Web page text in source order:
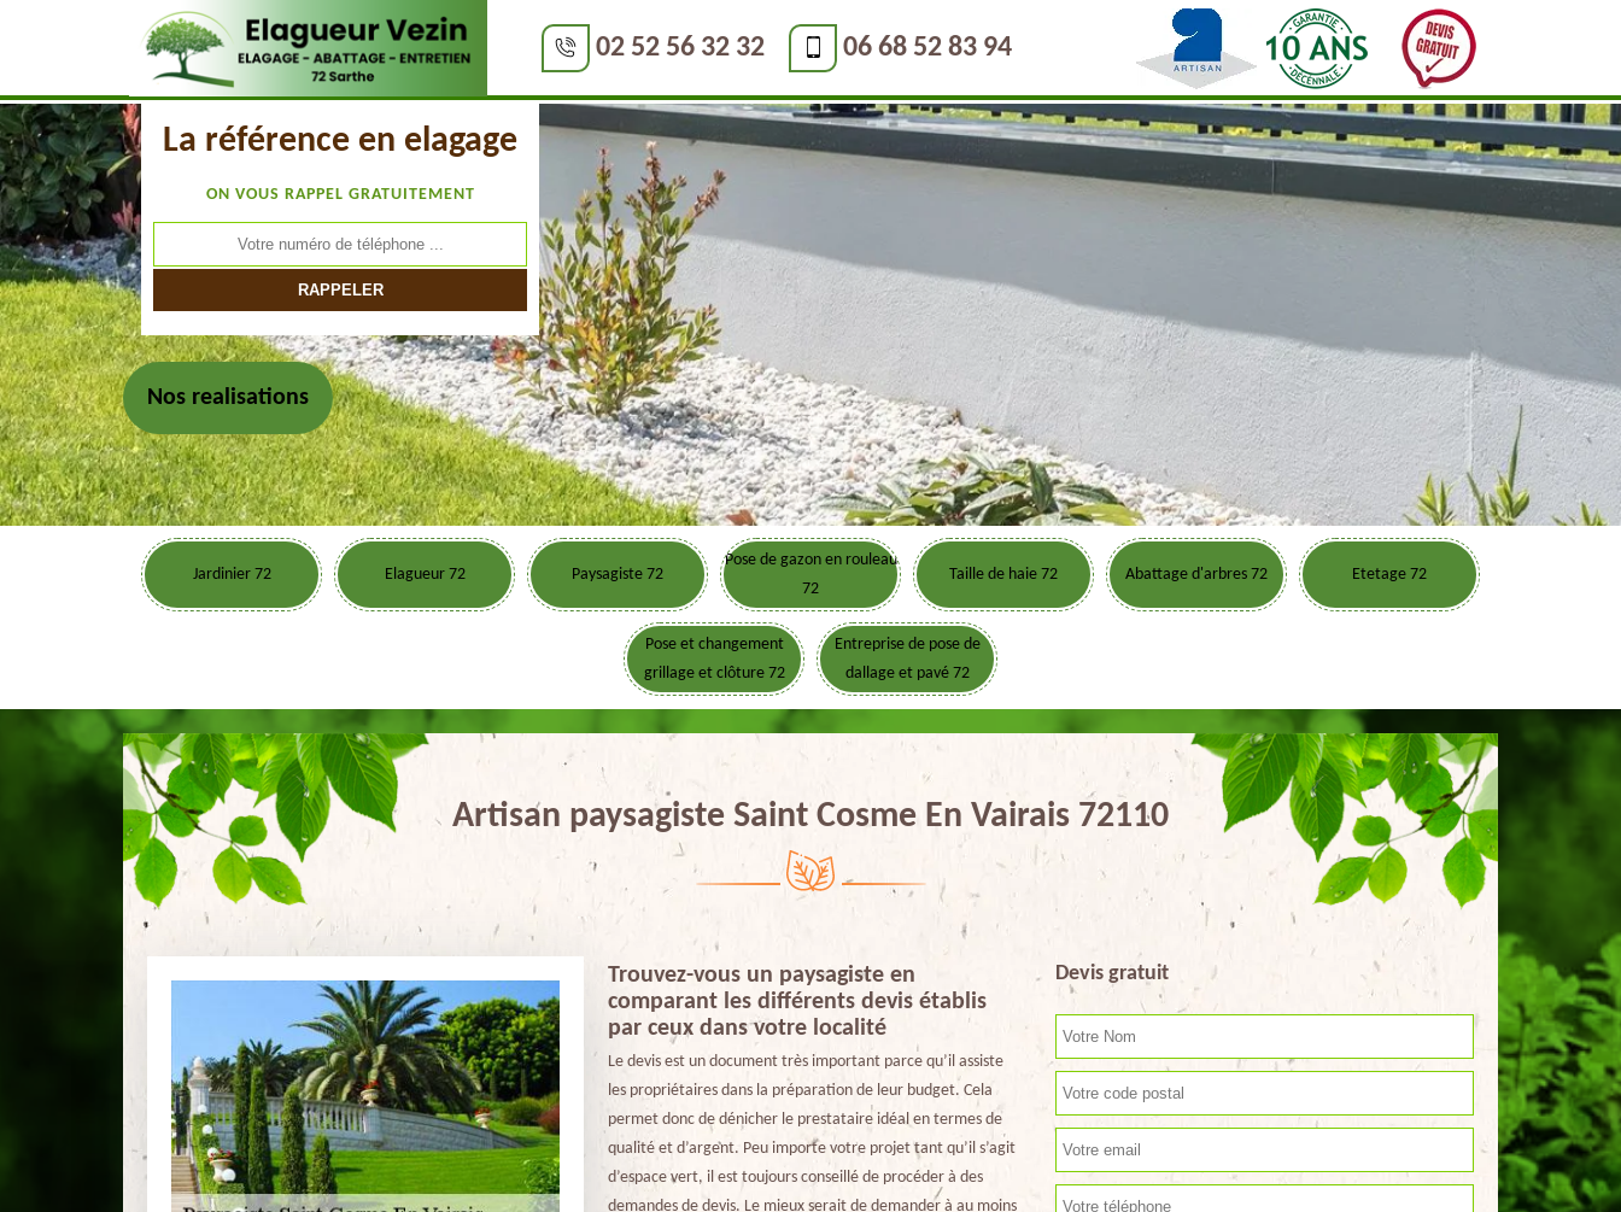
02 52 56 32 32 06 68 52 83 94
La référence en elagage
ON VOUS RAPPEL GRATUITEMENT
Nos realisations
Jardinier 72 Elagueur 72 Paysagiste 72
Pose de gazon en rouleau
72
Taille de haie 72 Abattage d'arbres 72 Etetage 72
Pose et changement
grillage et clôture 72
Entreprise de pose de
dallage et pavé 72
Artisan paysagiste Saint Cosme En Vairais 72110
Trouvez-vous un paysagiste en
comparant les différents devis établis
par ceux dans votre localité
Le devis est un document très important parce qu’il assiste
les propriétaires dans la préparation de leur budget. Cela
permet donc de dénicher le prestataire idéal en termes de
qualité et d’argent. Peu importe votre projet tant qu’il s’agit
d’espace vert, il est toujours conseillé de procéder à des
demandes de devis. Le mieux serait de demander à au moins
Devis gratuit